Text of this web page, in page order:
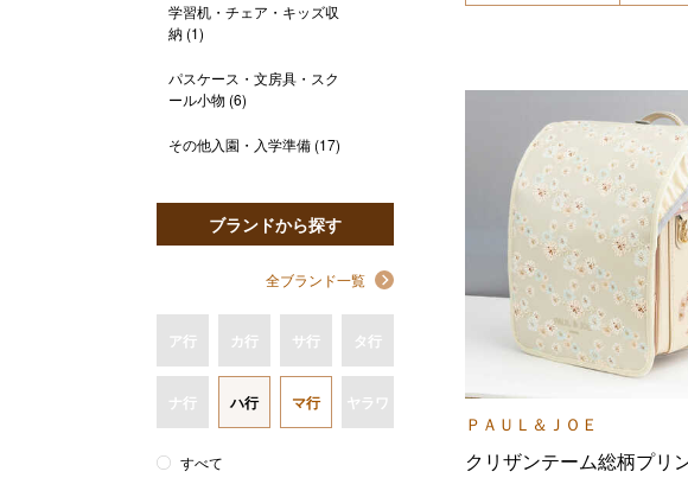
ＰＡＵＬ＆ＪＯＥ
クリザンテーム総柄プリ
学習机・チェア・キッズ収
納 (1)
パスケース・文房具・スク
ール小物 (6)
その他入園・入学準備 (17)
ブランドから探す
全ブランド一覧
ア行 カ行 サ行 タ行
ナ行 ハ行 マ行 ヤラワ
すべて